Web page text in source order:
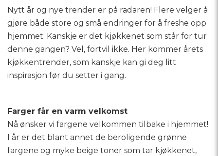
Nytt år og nye trender er på radaren! Flere velger å
gjøre både store og små endringer for å freshe opp
hjemmet. Kanskje er det kjøkkenet som står for tur
denne gangen? Vel, fortvil ikke. Her kommer årets
kjøkkentrender, som kanskje kan gi deg litt
inspirasjon før du setter i gang.
Farger får en varm velkomst
Nå ønsker vi fargene velkommen tilbake i hjemmet!
I år er det blant annet de beroligende grønne
fargene og myke beige toner som tar kjøkkenet,